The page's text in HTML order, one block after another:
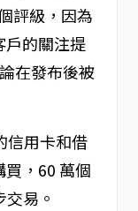
評級，因為
戶的關注提
在發布後被
信用卡和借
，60 萬個
易。